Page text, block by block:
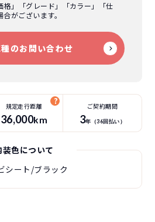
」「グレード」「カラー」「仕
がございます。
のお問い合わせ
規定走行距離
36,000km
ご契約期間
3年（36回払い）
装色について
シート/ブラック